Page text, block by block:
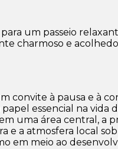
um passeio
charmoso e
convite à pausa e à
essencial na vida
uma área central, a
a atmosfera local sob
em meio ao